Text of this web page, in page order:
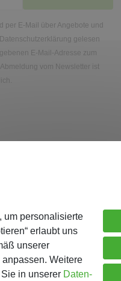
per E-Mail über Angebote und
Datenschutzerklärung gelesen
E-Mail-Adresse zum
vom Newsletter ist
um personalisierte
erlaubt uns
unserer
Weitere
in unserer Daten­